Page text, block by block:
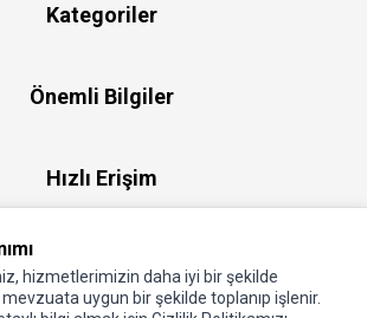
Kategoriler
Önemli Bilgiler
Hızlı Erişim
hizmetlerimizin daha iyi bir şekilde
uygun bir şekilde toplanıp işlenir.